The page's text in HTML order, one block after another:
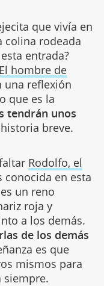
que vivía en
colina rodeada
entrada?
El hombre de
una reflexión
que es la
tendrán unos
breve.
Rodolfo, el
conocida en esta
un reno
roja y
a los demás.
de los demás
es que
mismos para
siempre.